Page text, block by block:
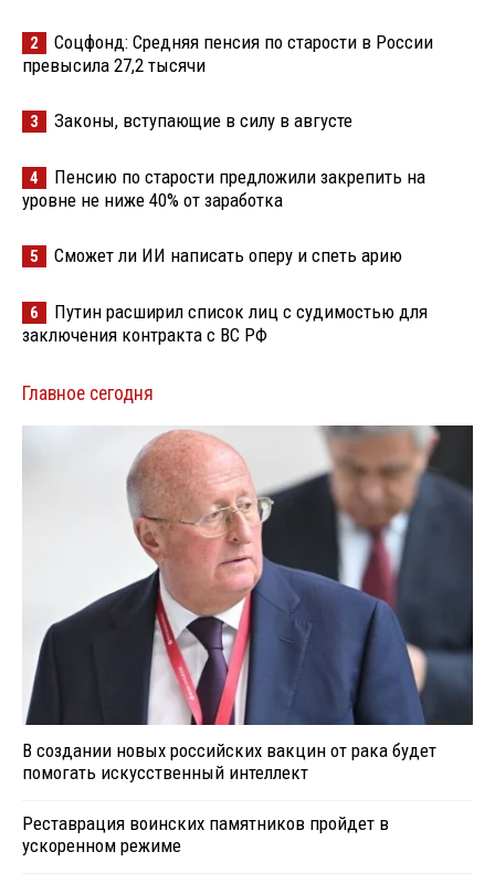
2
Соцфонд: Средняя пенсия по старости в России
превысила 27,2 тысячи
3 Законы, вступающие в силу в августе
4
Пенсию по старости предложили закрепить на
уровне не ниже 40% от заработка
5 Сможет ли ИИ написать оперу и спеть арию
6
Путин расширил список лиц с судимостью для
заключения контракта с ВС РФ
Главное сегодня
В создании новых российских вакцин от рака будет
помогать искусственный интеллект
Реставрация воинских памятников пройдет в
ускоренном режиме